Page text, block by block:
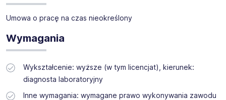
Umowa o pracę na czas nieokreślony
Wymagania
Wykształcenie: wyższe (w tym licencjat), kierunek:
diagnosta laboratoryjny
Inne wymagania: wymagane prawo wykonywania zawodu